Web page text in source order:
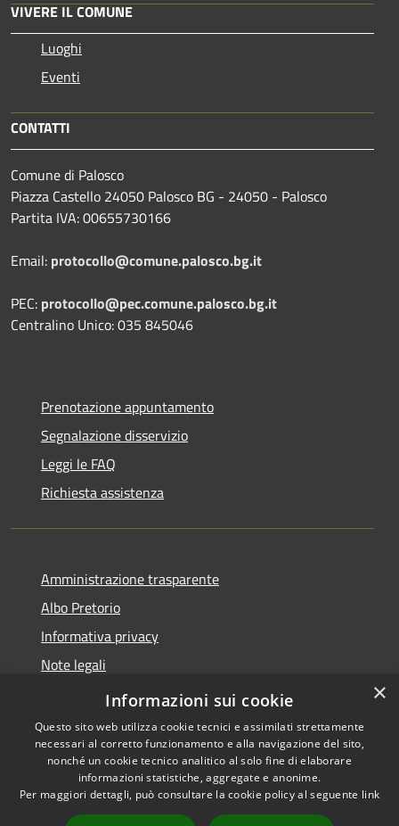
VIVERE IL COMUNE
Luoghi
Eventi
CONTATTI
Comune di Palosco
Piazza Castello 24050 Palosco BG - 24050 - Palosco
Partita IVA: 00655730166
Email: protocollo@comune.palosco.bg.it
PEC: protocollo@pec.comune.palosco.bg.it
Centralino Unico: 035 845046
Prenotazione appuntamento
Segnalazione disservizio
Leggi le FAQ
Richiesta assistenza
Amministrazione trasparente
Albo Pretorio
Informativa privacy
Note legali
Dichiarazione di accessibilità
Accessibilità
Copyright © 2026 • Comune di
Palosco • Powered by
×
Informazioni sui cookie
Questo sito web utilizza cookie tecnici e assimilati strettamente
necessari al corretto funzionamento e alla navigazione del sito,
nonché un cookie tecnico analitico al solo fine di elaborare
informazioni statistiche, aggregate e anonime.
Per maggiori dettagli, può consultare la cookie policy al seguente link